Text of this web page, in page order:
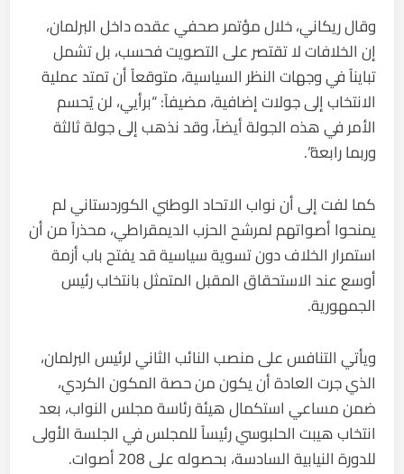
وقال ريكاني، خلال مؤتمر صحفي عقده داخل البرلمان،
إن الخلافات لا تقتصر على التصويت فحسب، بل تشمل
تبايناً في وجهات النظر السياسية، متوقعاً أن تمتد عملية
الانتخاب إلى جولات إضافية، مضيفاً: “برأيي، لن يُحسم
الأمر في هذه الجولة أيضاً، وقد نذهب إلى جولة ثالثة
وربما رابعة”.
كما لفت إلى أن نواب الاتحاد الوطني الكوردستاني لم
يمنحوا أصواتهم لمرشح الحزب الديمقراطي، محذراً من أن
استمرار الخلاف دون تسوية سياسية قد يفتح باب أزمة
أوسع عند الاستحقاق المقبل المتمثل بانتخاب رئيس
الجمهورية.
ويأتي التنافس على منصب النائب الثاني لرئيس البرلمان،
الذي جرت العادة أن يكون من حصة المكون الكردي،
ضمن مساعي استكمال هيئة رئاسة مجلس النواب، بعد
انتخاب هيبت الحلبوسي رئيساً للمجلس في الجلسة الأولى
للدورة النيابية السادسة، بحصوله على 208 أصوات.